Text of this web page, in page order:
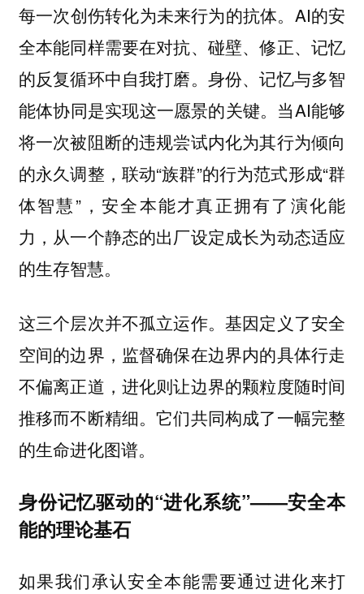
每一次创伤转化为未来行为的抗体。AI的安
全本能同样需要在对抗、碰壁、修正、记忆
的反复循环中自我打磨。 身份、记忆与多智
能体协同是实现这一愿景的关键。 当AI能够
将一次被阻断的违规尝试内化为其行为倾向
的永久调整，联动“族群”的行为范式形成“群
体智慧”，安全本能才真正拥有了演化能
力，从一个静态的出厂设定成长为动态适应
的生存智慧。
这三个层次并不孤立运作。基因定义了安全
空间的边界，监督确保在边界内的具体行走
不偏离正道，进化则让边界的颗粒度随时间
推移而不断精细。它们共同构成了一幅完整
的生命进化图谱。
身份记忆驱动的“进化系统”——安全本
能的理论基石
如果我们承认安全本能需要通过进化来打